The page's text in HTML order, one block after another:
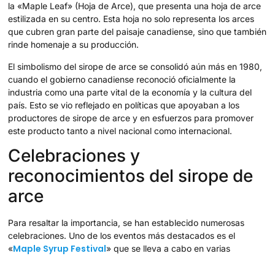
la «Maple Leaf» (Hoja de Arce), que presenta una hoja de arce
estilizada en su centro. Esta hoja no solo representa los arces
que cubren gran parte del paisaje canadiense, sino que también
rinde homenaje a su producción.
El simbolismo del sirope de arce se consolidó aún más en 1980,
cuando el gobierno canadiense reconoció oficialmente la
industria como una parte vital de la economía y la cultura del
país. Esto se vio reflejado en políticas que apoyaban a los
productores de sirope de arce y en esfuerzos para promover
este producto tanto a nivel nacional como internacional.
Celebraciones y
reconocimientos del sirope de
arce
Para resaltar la importancia, se han establecido numerosas
celebraciones. Uno de los eventos más destacados es el
«Maple Syrup Festival» que se lleva a cabo en varias